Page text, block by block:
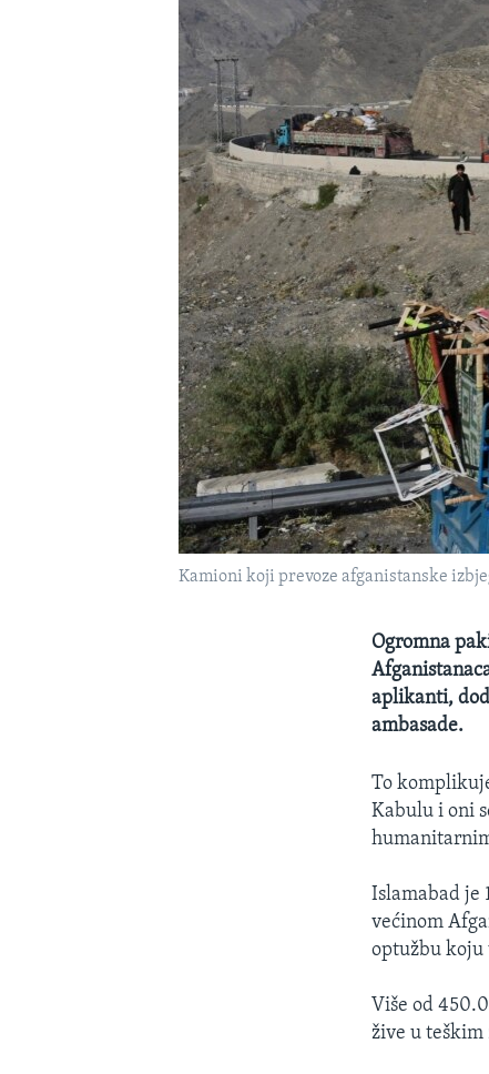
Kamioni koji prevoze afganistanske
Ogromna
aplikanti,
ambasade.
To
Kabulu i oni
Islamabad je
većinom
optužbu
Više od
žive u